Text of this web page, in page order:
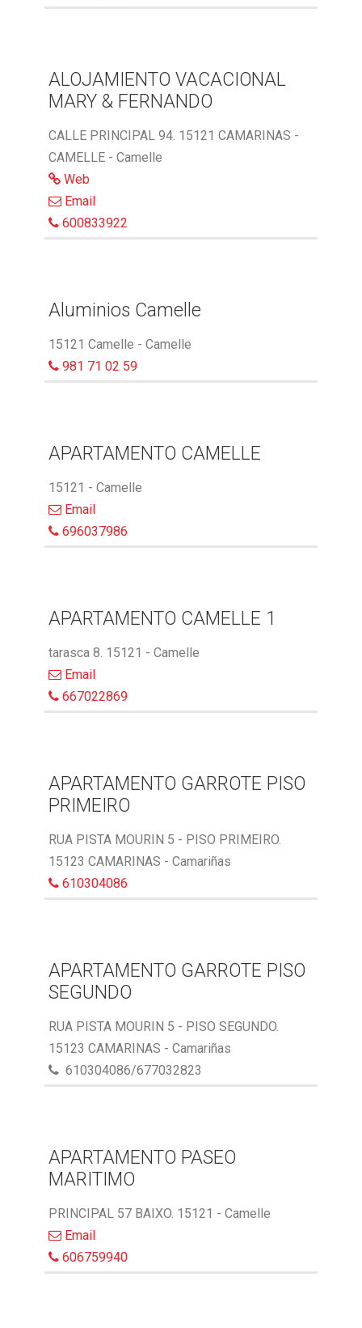
ALOJAMIENTO VACACIONAL
MARY & FERNANDO
CALLE PRINCIPAL 94. 15121 CAMARINAS -
CAMELLE - Camelle
Web
Email
600833922
Aluminios Camelle
15121 Camelle - Camelle
981 71 02 59
APARTAMENTO CAMELLE
15121 - Camelle
Email
696037986
APARTAMENTO CAMELLE 1
tarasca 8. 15121 - Camelle
Email
667022869
APARTAMENTO GARROTE PISO
PRIMEIRO
RUA PISTA MOURIN 5 - PISO PRIMEIRO.
15123 CAMARINAS - Camariñas
610304086
APARTAMENTO GARROTE PISO
SEGUNDO
RUA PISTA MOURIN 5 - PISO SEGUNDO.
15123 CAMARINAS - Camariñas
610304086/677032823
APARTAMENTO PASEO
MARITIMO
PRINCIPAL 57 BAIXO. 15121 - Camelle
Email
606759940